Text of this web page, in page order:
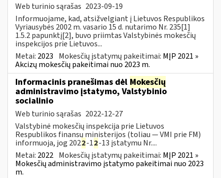
Web turinio sąrašas 2023-09-19
Informuojame, kad, atsižvelgiant į Lietuvos Respublikos
Vyriausybės 2002 m. vasario 15 d. nutarimo Nr. 235[1]
1.5.2 papunktį[2], buvo priimtas Valstybinės mokesčių
inspekcijos prie Lietuvos...
Metai: 2023 Mokesčių įstatymų pakeitimai: MĮP 2021 »
Akcizų mokesčių pakeitimai nuo 2023 m.
Informacinis pranešimas dėl Mokesčių
administravimo įstatymo, Valstybinio
socialinio
Web turinio sąrašas 2022-12-27
Valstybinė mokesčių inspekcija prie Lietuvos
Respublikos finansų ministerijos (toliau — VMI prie FM)
informuoja, jog 2022-12-13 įstatymu Nr....
Metai: 2022 Mokesčių įstatymų pakeitimai: MĮP 2021 »
Mokesčių administravimo įstatymo pakeitimai nuo 2023
m.